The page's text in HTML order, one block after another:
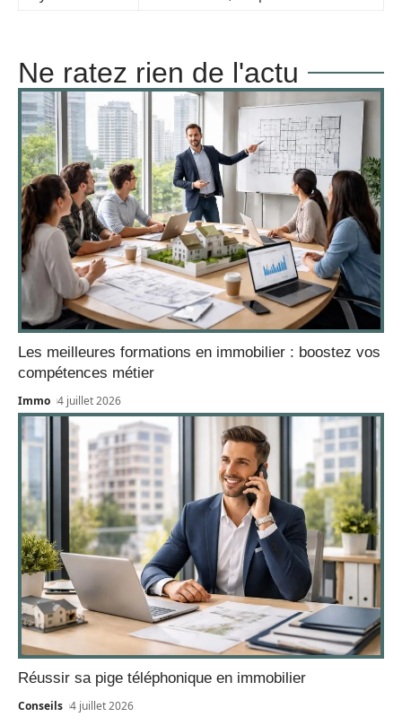
Ne ratez rien de l'actu
Les meilleures formations en immobilier : boostez vos
compétences métier
Immo 4 juillet 2026
Réussir sa pige téléphonique en immobilier
Conseils 4 juillet 2026